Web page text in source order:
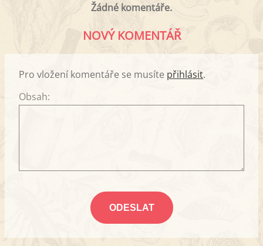
Žádné komentáře.
NOVÝ KOMENTÁŘ
Pro vložení komentáře se musíte přihlásit.
Obsah: